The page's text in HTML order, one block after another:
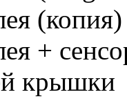
(копия)
+
крышки